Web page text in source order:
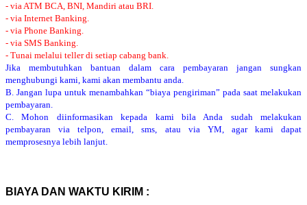
- via ATM BCA, BNI, Mandiri atau BRI.
- via Internet Banking.
- via Phone Banking.
- via SMS Banking.
- Tunai melalui teller di setiap cabang bank.
Jika membutuhkan bantuan dalam cara pembayaran jangan sungkan
menghubungi kami, kami akan membantu anda.
B. Jangan lupa untuk menambahkan “biaya pengiriman” pada saat melakukan
pembayaran.
C. Mohon diinformasikan kepada kami bila Anda sudah melakukan
pembayaran via telpon, email, sms, atau via YM, agar kami dapat
memprosesnya lebih lanjut.
BIAYA DAN WAKTU KIRIM :